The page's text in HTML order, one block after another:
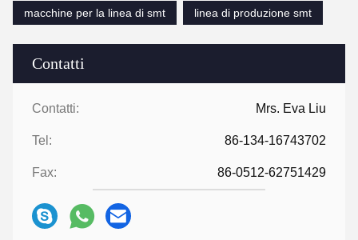
Contatti
Contatti: Mrs. Eva Liu
Tel: 86-134-16743702
Fax: 86-0512-62751429
macchine per la linea di smt linea di produzione smt